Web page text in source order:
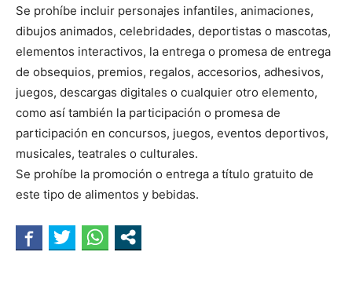
Se prohíbe incluir personajes infantiles, animaciones,
dibujos animados, celebridades, deportistas o mascotas,
elementos interactivos, la entrega o promesa de entrega
de obsequios, premios, regalos, accesorios, adhesivos,
juegos, descargas digitales o cualquier otro elemento,
como así también la participación o promesa de
participación en concursos, juegos, eventos deportivos,
musicales, teatrales o culturales.
Se prohíbe la promoción o entrega a título gratuito de
este tipo de alimentos y bebidas.